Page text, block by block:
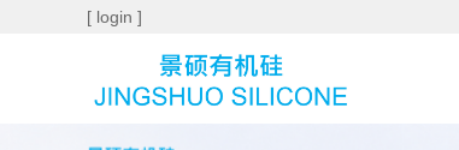
[ login ]